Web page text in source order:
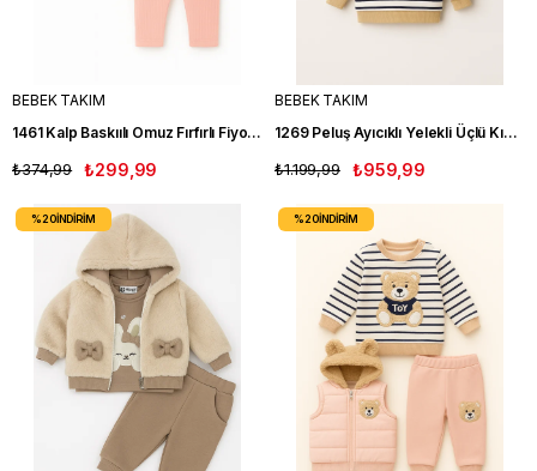
BEBEK TAKIM
1461 Kalp Baskıılı Omuz Fırfırlı Fiyonklu İkili Takım PEMBE
₺299,99
₺374,99
BEBEK TAKIM
1269 Peluş Ayıcıklı Yelekli Üçlü Kız Bebe Takım PEMBE
₺959,99
₺1.199,99
%20İNDIRIM %20İNDIRIM